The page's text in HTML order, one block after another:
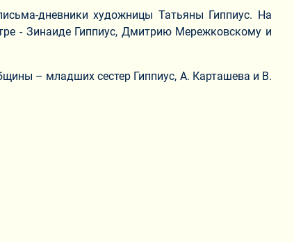
дневники художницы Татьяны Гиппиус. На
- Зинаиде Гиппиус, Дмитрию Мережковскому и
– младших сестер Гиппиус, А. Карташева и В.